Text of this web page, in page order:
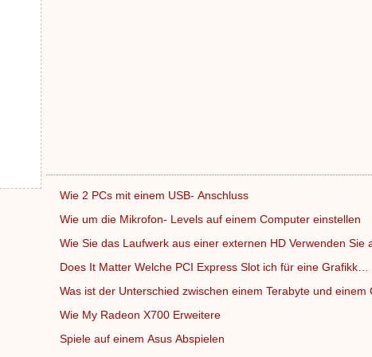
Wie 2 PCs mit einem USB- Anschluss
Wie um die Mikrofon- Levels auf einem Computer einstellen
Wie Sie das Laufwerk aus einer externen HD Verwenden Sie
Does It Matter Welche PCI Express Slot ich für eine Grafikk…
Was ist der Unterschied zwischen einem Terabyte und einem
Wie My Radeon X700 Erweitere
Spiele auf einem Asus Abspielen